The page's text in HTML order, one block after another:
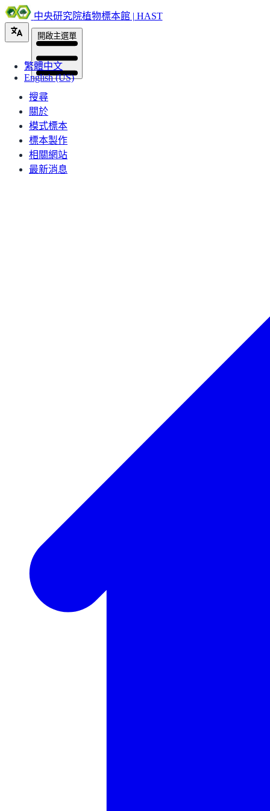
中央研究院植物標本館 | HAST
繁體中文
English (US)
開啟主選單
搜尋
關於
模式標本
標本製作
相關網站
最新消息